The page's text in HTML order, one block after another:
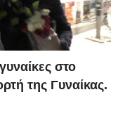
στο
της Γυναίκας.